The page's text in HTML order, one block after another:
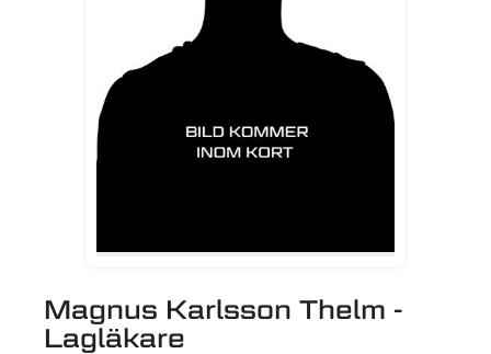
Magnus Karlsson Thelm -
Lagläkare